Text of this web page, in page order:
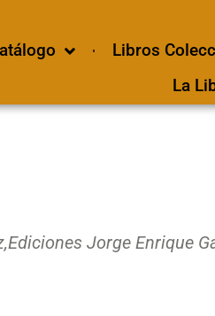
Libros
La
Ediciones Jorge Enrique